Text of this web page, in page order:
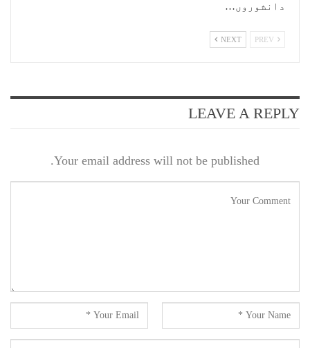
دانشوروں…
NEXT
LEAVE A REPLY
Your email address will not be published.